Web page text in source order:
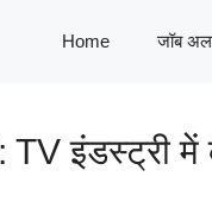
Home जॉब
इंडस्ट्री में